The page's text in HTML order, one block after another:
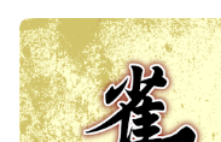
而文件互傳功能讓分
下載雀王會館 正宗香
端的大螢幕和高畫質畫